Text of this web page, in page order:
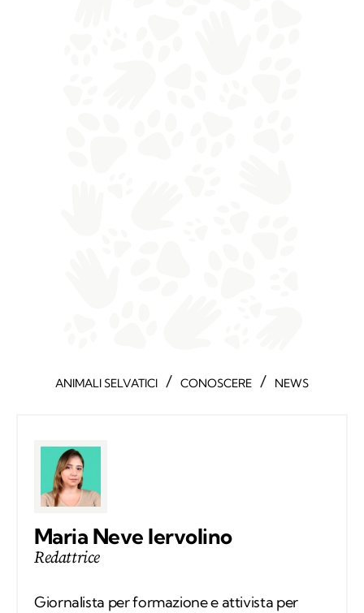
ANIMALI SELVATICI / CONOSCERE / NEWS
Maria Neve Iervolino
Redattrice
Giornalista per formazione e attivista per